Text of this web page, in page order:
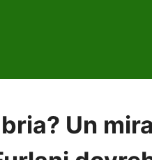
Un